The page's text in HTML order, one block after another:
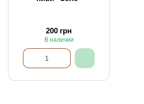
200 грн
В наличии